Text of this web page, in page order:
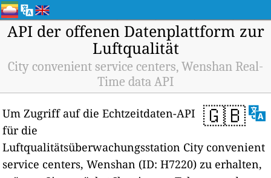
API der offenen Datenplattform zur
Luftqualität
City convenient service centers, Wenshan Real-
Time data API
🇬🇧
Um Zugriff auf die Echtzeitdaten-API
für die
Luftqualitätsüberwachungsstation City convenient
service centers, Wenshan (ID: H7220) zu erhalten,